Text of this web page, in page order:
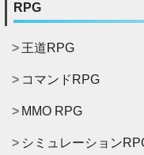
RPG
王道RPG
コマンドRPG
MMO RPG
シミュレーション